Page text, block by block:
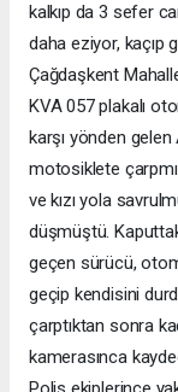
kalkıp da 3 sefer
daha eziyor, kaçıp
Çağdaşkent
KVA 057 plakalı
karşı yönden
motosiklete
ve kızı yola
düşmüştü.
geçen sürücü,
geçip kendisini
çarptıktan sonra
kamerasınca